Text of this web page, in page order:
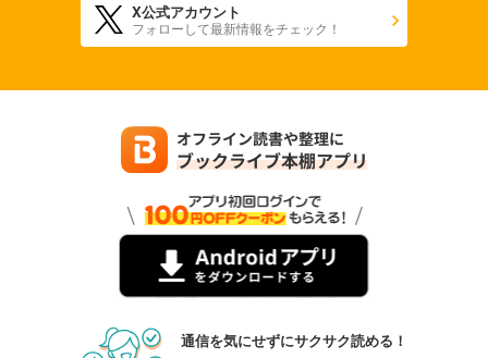
X公式アカウント
フォローして最新情報をチェック！
通信を気にせずにサクサク読める！